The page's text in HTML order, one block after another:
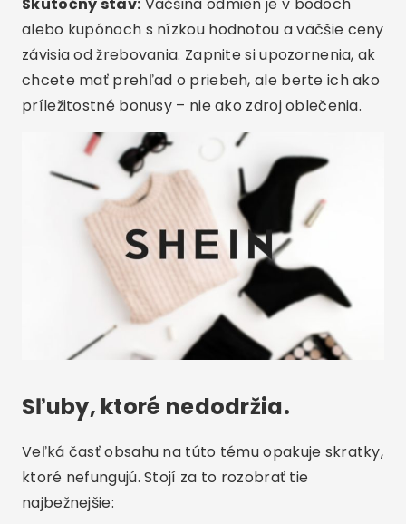
alebo kupónoch s nízkou hodnotou a väčšie ceny
závisia od žrebovania. Zapnite si upozornenia, ak
chcete mať prehľad o priebeh, ale berte ich ako
príležitostné bonusy – nie ako zdroj oblečenia.
Sľuby, ktoré nedodržia.
Veľká časť obsahu na túto tému opakuje skratky,
ktoré nefungujú. Stojí za to rozobrať tie
najbežnejšie: